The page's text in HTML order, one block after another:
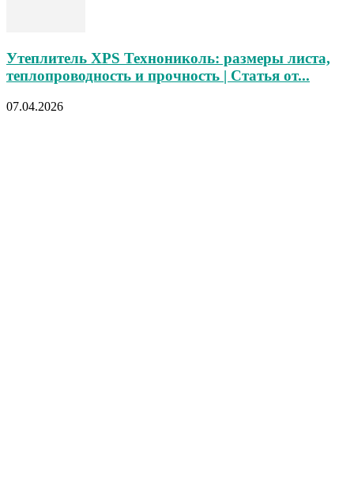
Утеплитель XPS Технониколь: размеры листа,
теплопроводность и прочность | Статья от...
07.04.2026